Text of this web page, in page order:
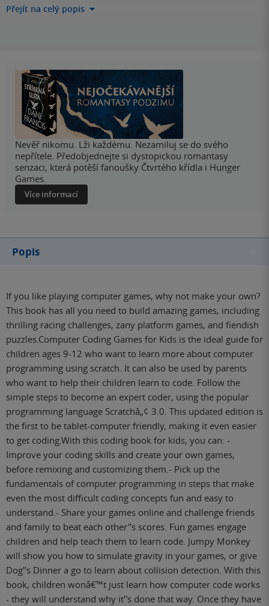
Přejít na celý popis
Nevěř nikomu. Lži každému. Nezamiluj se do svého
nepřítele. Předobjednejte si dystopickou romantasy
senzaci, která potěší fanoušky Čtvrtého křídla i Hunger
Games.
Více informací
Popis
If you like playing computer games, why not make your own?
This book has all you need to build amazing games, including
thrilling racing challenges, zany platform games, and fiendish
puzzles.Computer Coding Games for Kids is the ideal guide for
children ages 9-12 who want to learn more about computer
programming using scratch. It can also be used by parents
who want to help their children learn to code. Follow the
simple steps to become an expert coder, using the popular
programming language Scratchâ„¢ 3.0. This updated edition is
the first to be tablet-computer friendly, making it even easier
to get coding.With this coding book for kids, you can: -
Improve your coding skills and create your own games,
before remixing and customizing them.- Pick up the
fundamentals of computer programming in steps that make
even the most difficult coding concepts fun and easy to
understand.- Share your games online and challenge friends
and family to beat each other''s scores. Fun games engage
children and help teach them to learn code. Jumpy Monkey
will show you how to simulate gravity in your games, or give
Dog''s Dinner a go to learn about collision detection. With this
book, children wonâ€™t just learn how computer code works
- they will understand why it''s done that way. Once they have